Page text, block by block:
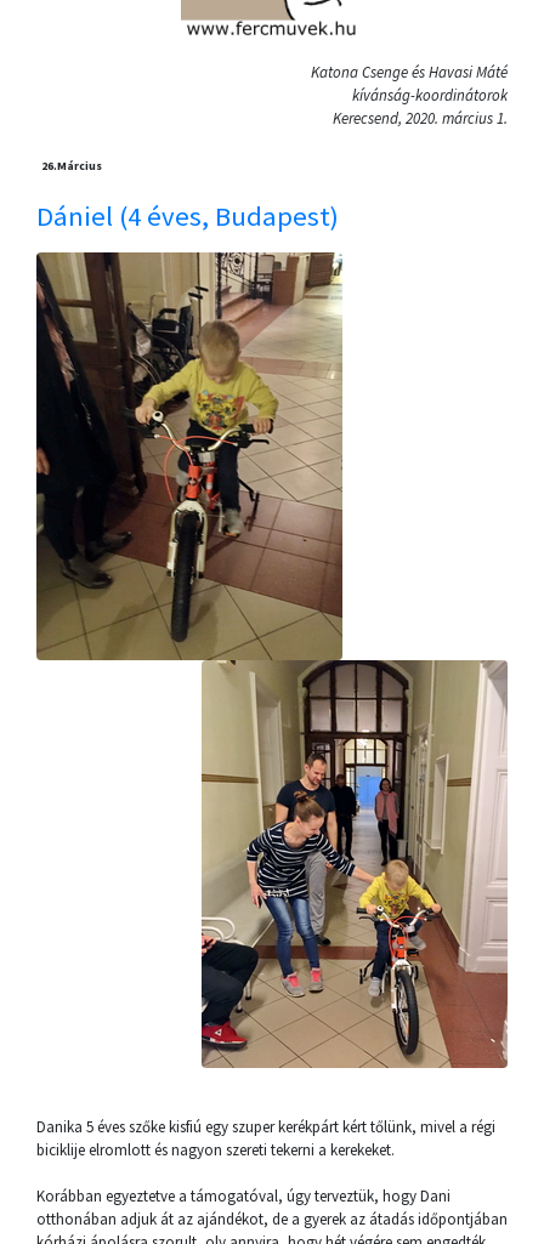
Katona Csenge és Havasi Máté
kívánság-koordinátorok
Kerecsend, 2020. március 1.
26.Március
Dániel (4 éves, Budapest)
Danika 5 éves szőke kisfiú egy szuper kerékpárt kért tőlünk, mivel a régi
biciklije elromlott és nagyon szereti tekerni a kerekeket.
Korábban egyeztetve a támogatóval, úgy terveztük, hogy Dani
otthonában adjuk át az ajándékot, de a gyerek az átadás időpontjában